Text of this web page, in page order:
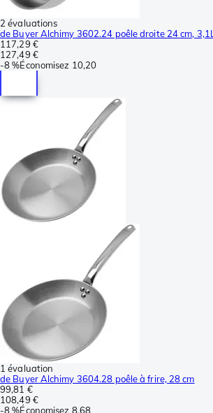
2 évaluations
de Buyer Alchimy 3602.24 poêle droite 24 cm, 3,1L
117,29 €
127,49 €
-8 %Économisez 10,20
1 évaluation
de Buyer Alchimy 3604.28 poêle à frire, 28 cm
99,81 €
108,49 €
-8 %Économisez 8,68